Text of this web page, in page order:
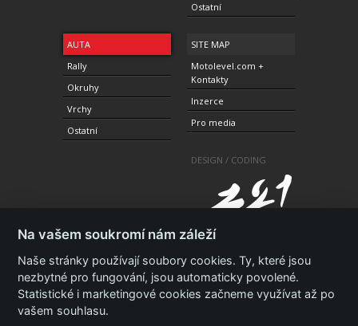
Ostatní
AUTA
Rally
Okruhy
Vrchy
Ostatní
SITE MAP
Motolevel.com +
Kontakty
Inzerce
Pro media
DESIGN / CODING
© 2010-2021 Copyright Motolevel. Všechna práva
vyhrazena.
Na vašem soukromí nám záleží
Naše stránky používají soubory cookies. Ty, které jsou
nezbytné pro fungování, jsou automaticky povolené.
Statistické i marketingové cookies začneme využívat až po
vašem souhlasu.